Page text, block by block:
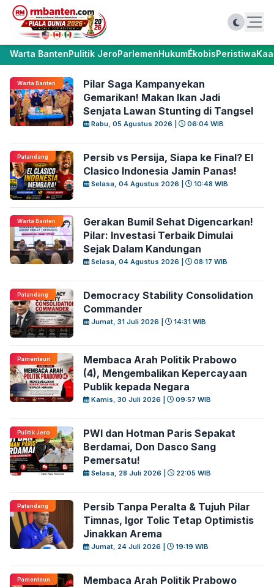
Warta BantenPulitik JeroParlemenHukumÉkobisPeristiwa
Warta Banten
Pilar Saga Kampanyekan
Gemarikan! Makan Ikan Jadi
Senjata Lawan Stunting di Tangsel
Rabu, 05 Agustus 2026 | 06:04 WIB
Patandang
Persib vs Persija, Siapa ke Final? El
Clasico Indonesia Jamin Panas!
Selasa, 04 Agustus 2026 | 10:48 WIB
Warta Banten
Gerakan Bumil Sehat Digencarkan!
Pilar: Investasi Terbaik Dimulai
Sejak Dalam Kandungan
Selasa, 04 Agustus 2026 | 08:17 WIB
Patandang
Democracy Stability Consolidation
Commander
Jumat, 31 Juli 2026 | 14:31 WIB
Pamenteun
Membaca Arah Politik Prabowo
(4), Mengembalikan Kepercayaan
Publik kepada Negara
Kamis, 30 Juli 2026 | 09:57 WIB
Pulitik Jero
PWI dan Hotman Paris Sepakat
Berdamai, Don Dasco Sang
Pemersatu!
Selasa, 28 Juli 2026 | 22:05 WIB
Patandang
Persib Tanpa Peralta & Tujuh Pilar
Timnas, Igor Tolic Tetap Optimistis
Jinakkan Arema
Jumat, 24 Juli 2026 | 19:19 WIB
Pamenteun
Membaca Arah Politik Prabowo